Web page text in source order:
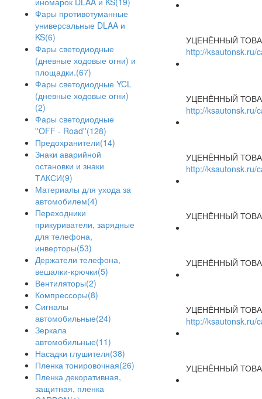
Фары противотуманные
универсальные DLAA и
KS(6)
Фары светодиодные
(дневные ходовые огни) и
площадки.(67)
Фары светодиодные YCL
(дневные ходовые огни)
(2)
Фары светодиодные
''OFF - Road''(128)
Предохранители(14)
Знаки аварийной
остановки и знаки
ТАКСИ(9)
Материалы для ухода за
автомобилем(4)
Переходники
прикуриватели, зарядные
для телефона,
инверторы(53)
Держатели телефона,
вешалки-крючки(5)
Вентиляторы(2)
Компрессоры(8)
Сигналы
автомобильные(24)
Зеркала
автомобильные(11)
Насадки глушителя(38)
Пленка тонировочная(26)
Пленка декоративная,
защитная, пленка
УЦЕНЁННЫЙ
http://ksautonsk.ru/
УЦЕНЁННЫЙ
http://ksautonsk.ru/
УЦЕНЁННЫЙ
http://ksautonsk.ru/
УЦЕНЁННЫЙ
УЦЕНЁННЫЙ
УЦЕНЁННЫЙ
http://ksautonsk.ru/
УЦЕНЁННЫЙ